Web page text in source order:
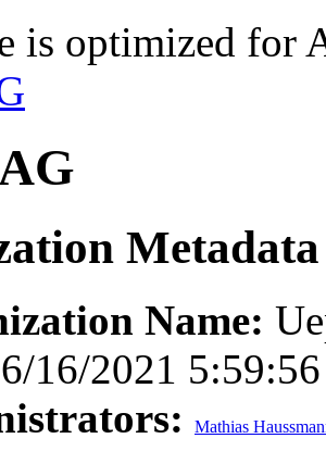
is optimized for
Metadata
Name:
6/16/2021
Mathias